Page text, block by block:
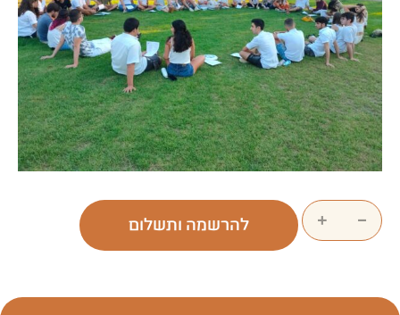
−
+ להרשמה ותשלום